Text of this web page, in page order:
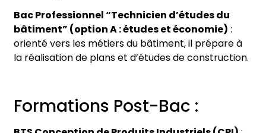
Bac Professionnel “Technicien d’études du
bâtiment” (option A : études et économie) :
orienté vers les métiers du bâtiment, il prépare à
la réalisation de plans et d’études de construction.
Formations Post-Bac :